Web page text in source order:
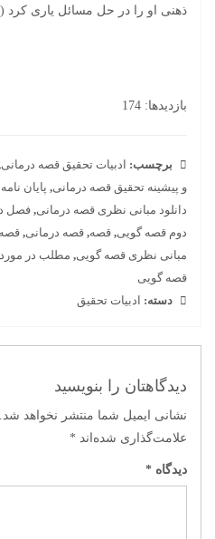
ذهنی او را در حل مسائل یاری کرد
بازدیدها: 174
برچسب: ادبیات تحقیق قصه درمانی
و پیشینه تحقیق قصه درمانی, پایان
دانلود مبانی نظری قصه درمانی, فصل
دوم قصه گویی, قصه, قصه درمانی,
مبانی نظری قصه گویی, مطلب در
قصه گویی
دسته:
ادبیات تحقیق
دیدگاهتان را بنویسید
نشانی ایمیل شما منتشر نخواهد شد.
علامت‌گذاری شده‌اند *
دیدگاه *